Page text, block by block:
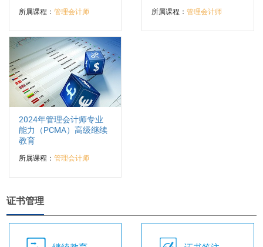
所属课程：管理会计师 所属课程：管理会计师
2024年管理会计师专业
能力（PCMA）高级继续
教育
所属课程：管理会计师
证书管理